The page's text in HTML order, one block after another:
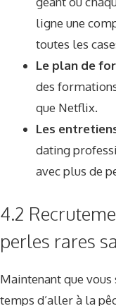
ligne une
toutes les
Le plan de
des
que Netflix.
Les
dating
avec plus de
4.2
perles rares
Maintenant que
temps d’aller à la